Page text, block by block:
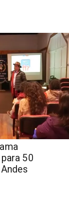
50